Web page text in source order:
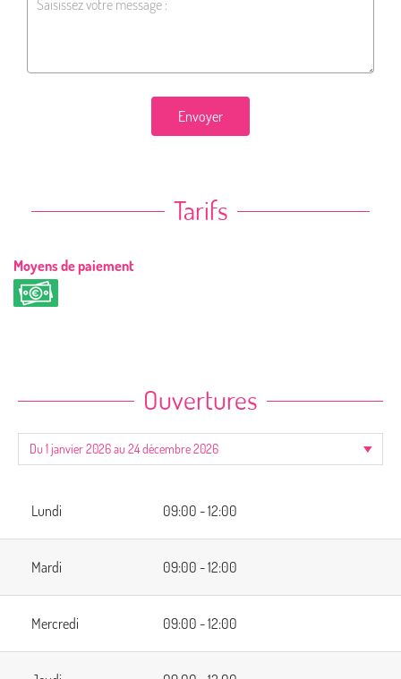
Envoyer
Tarifs
Moyens de paiement
Ouvertures
Lundi 09:00 - 12:00
Mardi 09:00 - 12:00
Mercredi 09:00 - 12:00